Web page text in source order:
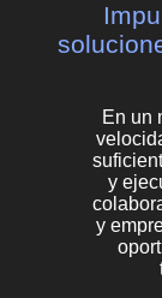
En un
y
y